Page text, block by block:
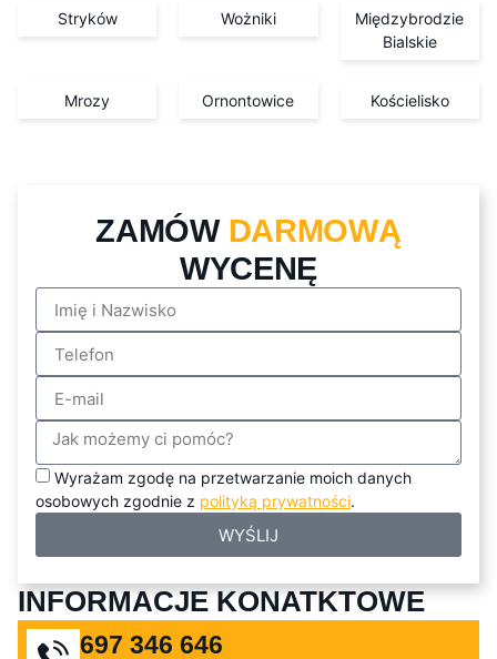
Stryków Wożniki
Międzybrodzie
Bialskie
Mrozy Ornontowice Kościelisko
ZAMÓW DARMOWĄ
WYCENĘ
Wyrażam zgodę na przetwarzanie moich danych
osobowych zgodnie z polityką prywatności.
WYŚLIJ
INFORMACJE KONATKTOWE
697 346 646